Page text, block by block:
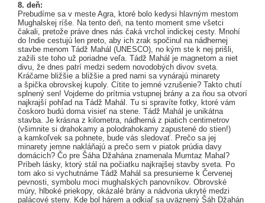
8. deň:
Prebudíme sa v meste Agra, ktoré bolo kedysi hlavným mestom
Mughalskej ríše. Na tento deň, na tento moment sme všetci
čakali, pretože práve dnes nás čaká vrchol indickej cesty. Mnohí
do Indie cestujú len preto, aby ich zrak spočinul na nádhernej
stavbe menom Tádž Mahál (UNESCO), no kým ste k nej prišli,
zažili ste toho už poriadne veľa. Tádž Mahál je magnetom a niet
divu, že dnes patrí medzi sedem novodobých divov sveta.
Kráčame bližšie a bližšie a pred nami sa vynárajú minarety
a špička obrovskej kupoly. Cítite to jemné vzrušenie? Takto chutí
splnený sen! Vojdeme do prítmia vstupnej brány a za ňou sa otvorí
najkrajší pohľad na Tádž Mahál. Tu si spravíte fotky, ktoré vám
čoskoro budú doma visieť na stene. Tádž Mahál je unikátna
stavba. Je krásna z kilometra, nádherná z piatich centimetrov
(všimnite si drahokamy a polodrahokamy zapustené do stien!)
a kamkoľvek sa pohnete, bude vás sledovať. Prečo sa jej
minarety jemne nakláňajú a prečo sem v piatok prúdia davy
domácich? Čo pre Šáha Džahána znamenala Mumtaz Mahal?
Príbeh lásky, ktorý stál na počiatku najkrajšej stavby sveta. Po
tom ako si vychutnáme Tádž Mahál sa presunieme k Červenej
pevnosti, symbolu moci mughalských panovníkov. Obrovské
múry, hlboké priekopy, okázalé brány a nádvoria ukryté medzi
palácové steny. Kde bol hárem a odkiaľ sa uväznený Šáh Džahán